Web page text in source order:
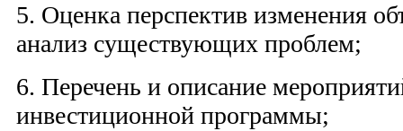
5. Оценка перспектив изменения
анализ существующих проблем;
6. Перечень и описание
инвестиционной программы;